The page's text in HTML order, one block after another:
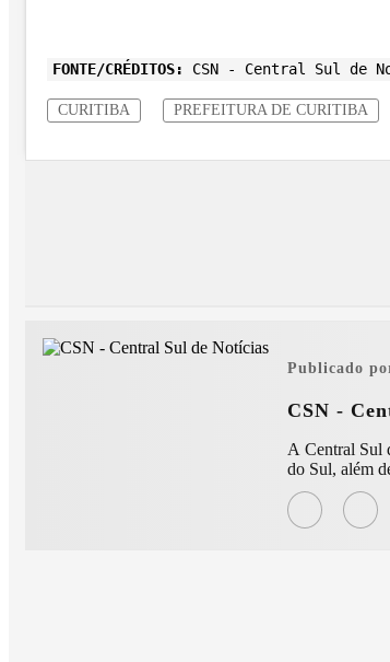
FONTE/CRÉDITOS: CSN - Central Sul de
CURITIBA PREFEITURA DE CURITIBA
Publicado
CSN -
A Central Sul de Notícias é
do Sul, além